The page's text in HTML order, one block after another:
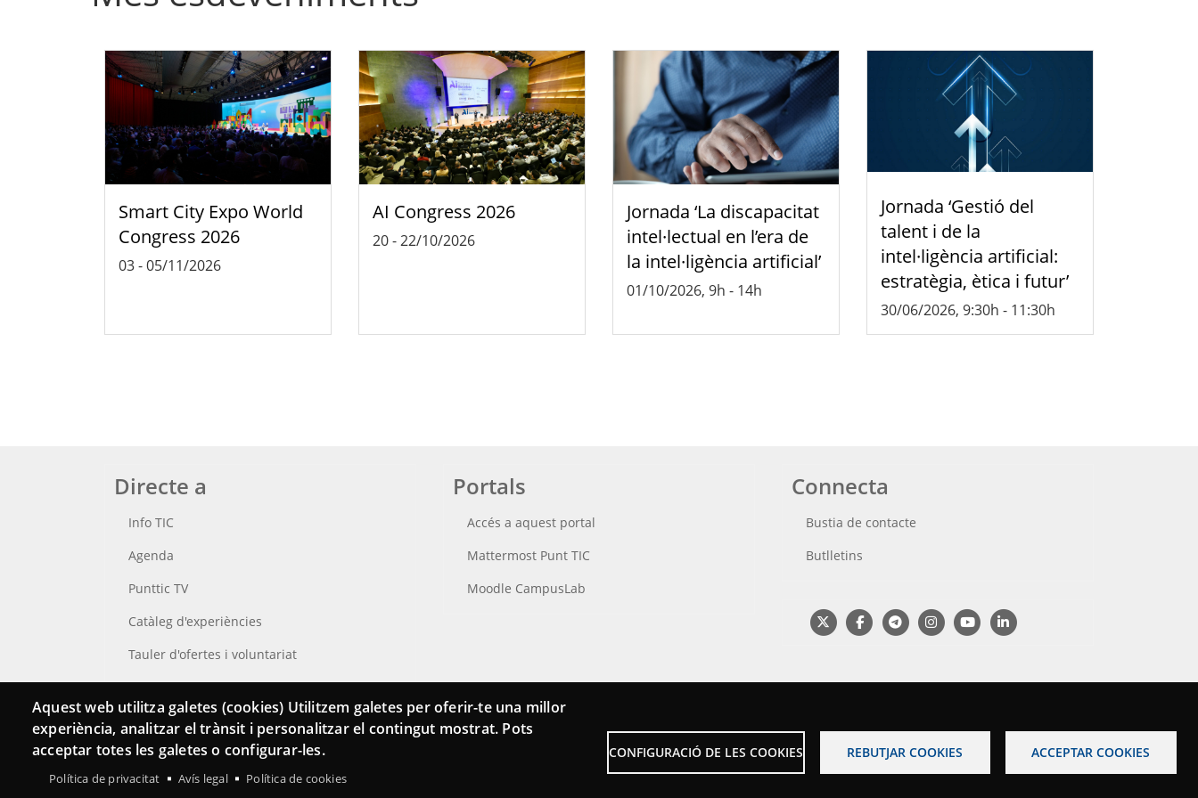
Smart City Expo World
Congress 2026
03-05/11/2026
AI Congress 2026
20-22/10/2026
Jornada ‘La discapacitat
intel·lectual en l’era de
la intel·ligència artificial’
01/10/2026, 9h - 14h
Jornada ‘Gestió del
talent i de la
intel·ligència artificial:
estratègia, ètica i futur’
30/06/2026, 9:30h - 11:30h
Directe a
Info TIC
Agenda
Punttic TV
Catàleg d'experiències
Tauler d'ofertes i voluntariat
Cerca el teu Punt TIC
Portals
Accés a aquest portal
Mattermost Punt TIC
Moodle CampusLab
Connecta
Bustia de contacte
Butlletins
Aquest web utilitza galetes (cookies) Utilitzem galetes per oferir-te una millor
experiència, analitzar el trànsit i personalitzar el contingut mostrat. Pots
acceptar totes les galetes o configurar-les.
Política de privacitat Avís legal Política de cookies
CONFIGURACIÓ DE LES COOKIES REBUTJAR COOKIES ACCEPTAR COOKIES